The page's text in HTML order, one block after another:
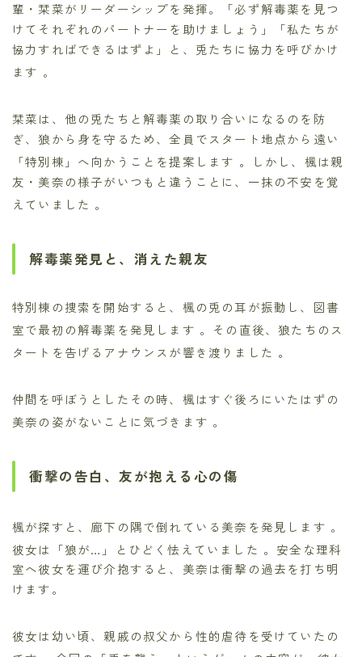
輩・栞菜がリーダーシップを発揮。「必ず解毒薬を見つ
けてそれぞれのパートナーを助けましょう」「私たちが
協力すればできるはずよ」と、兎たちに協力を呼びかけ
ます 。
栞菜は、他の兎たちと解毒薬の取り合いになるのを防
ぎ、狼から身を守るため、全員でスタート地点から遠い
「特別棟」へ向かうことを提案します 。しかし、楓は親
友・美奈の様子がいつもと違うことに、一抹の不安を覚
えていました 。
解毒薬発見と、消えた親友
特別棟の捜索を開始すると、楓の兎の耳が振動し、図書
室で最初の解毒薬を発見します 。その直後、狼たちのス
タートを告げるアナウンスが響き渡りました 。
仲間を呼ぼうとしたその時、楓はすぐ後ろにいたはずの
美奈の姿がないことに気づきます 。
衝撃の告白、友が抱える心の傷
楓が探すと、廊下の隅で倒れている美奈を発見します 。
彼女は「狼が…」とひどく怯えていました 。安全な理科
室へ彼女を運び介抱すると、美奈は衝撃の過去を打ち明
けます。
彼女は幼い頃、親戚の叔父から性的虐待を受けていたの